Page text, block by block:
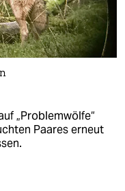
„Problemwölfe“
Paares erneut